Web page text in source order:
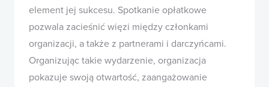
element jej sukcesu. Spotkanie opłatkowe
pozwala zacieśnić więzi między członkami
organizacji, a także z partnerami i darczyńcami.
Organizując takie wydarzenie, organizacja
pokazuje swoją otwartość, zaangażowanie